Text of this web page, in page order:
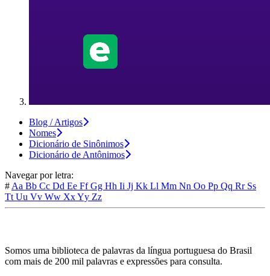
Blog / Artigos
Nomes
Dicionário de Sinônimos
Dicionário de Antônimos
Navegar por letra:
# Aa Bb Cc Dd Ee FfGg Hh Ii Jj Kk Ll Mm Nn Oo Pp Qq Rr Ss
Tt Uu Vv Ww XxYy Zz
Somos uma biblioteca de palavras da língua portuguesa do Brasil
com mais de 200 mil palavras e expressões para consulta.